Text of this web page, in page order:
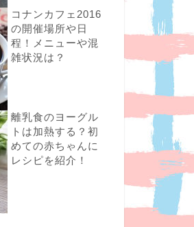
コナンカフェ2016
の開催場所や日
程！メニューや混
雑状況は？
離乳食のヨーグル
トは加熱する？初
めての赤ちゃんに
レシピを紹介！